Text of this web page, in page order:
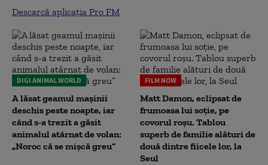
Descarcă aplicația Pro FM
DIGI ANIMAL WORLD
A lăsat geamul mașinii
deschis peste noapte, iar
când s-a trezit a găsit
animalul atârnat de volan:
„Noroc că se mișcă greu”
FILM NOW
Matt Damon, eclipsat de
frumoasa lui soție, pe
covorul roșu. Tablou
superb de familie alături de
două dintre fiicele lor, la
Seul